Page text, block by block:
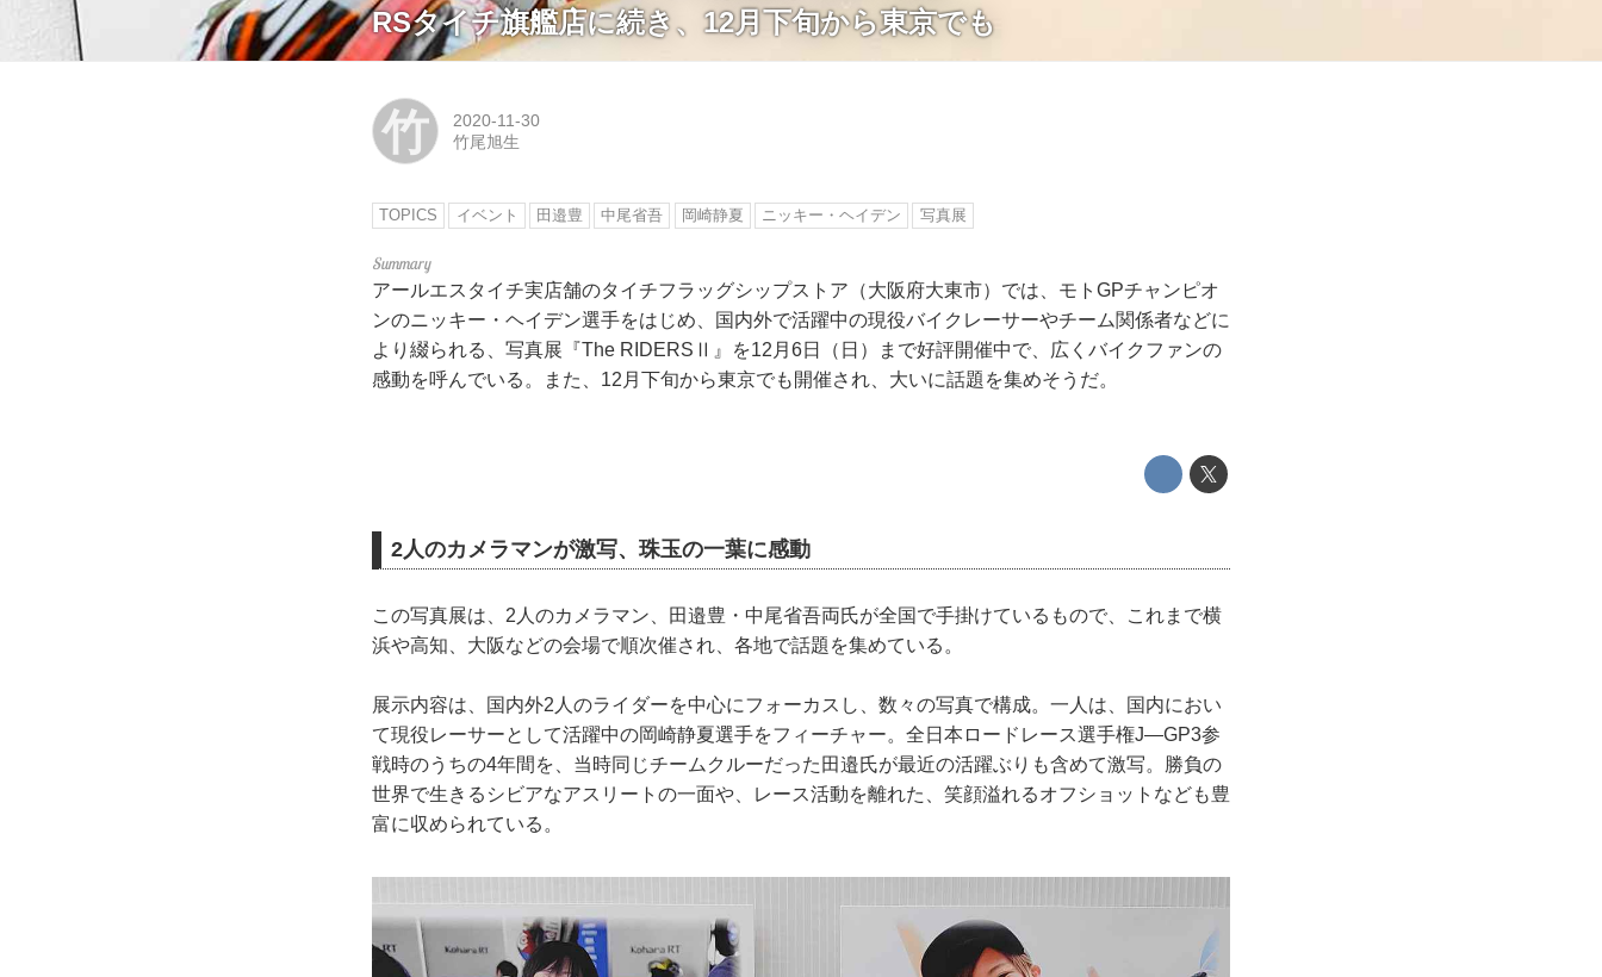
RSタイチ旗艦店に続き、12月下旬から東京でも
竹
2020-11-30
竹尾旭生
TOPICS イベント 田邉豊 中尾省吾 岡崎静夏 ニッキー・ヘイデン 写真展
アールエスタイチ実店舗のタイチフラッグシップストア（大阪府大東市）では、モトGPチャンピオ
ンのニッキー・ヘイデン選手をはじめ、国内外で活躍中の現役バイクレーサーやチーム関係者などに
より綴られる、写真展『The RIDERSⅡ』を12月6日（日）まで好評開催中で、広くバイクファンの
感動を呼んでいる。また、12月下旬から東京でも開催され、大いに話題を集めそうだ。
2人のカメラマンが激写、珠玉の一葉に感動
この写真展は、2人のカメラマン、田邉豊・中尾省吾両氏が全国で手掛けているもので、これまで横
浜や高知、大阪などの会場で順次催され、各地で話題を集めている。
展示内容は、国内外2人のライダーを中心にフォーカスし、数々の写真で構成。一人は、国内におい
て現役レーサーとして活躍中の岡崎静夏選手をフィーチャー。全日本ロードレース選手権J―GP3参
戦時のうちの4年間を、当時同じチームクルーだった田邉氏が最近の活躍ぶりも含めて激写。勝負の
世界で生きるシビアなアスリートの一面や、レース活動を離れた、笑顔溢れるオフショットなども豊
富に収められている。